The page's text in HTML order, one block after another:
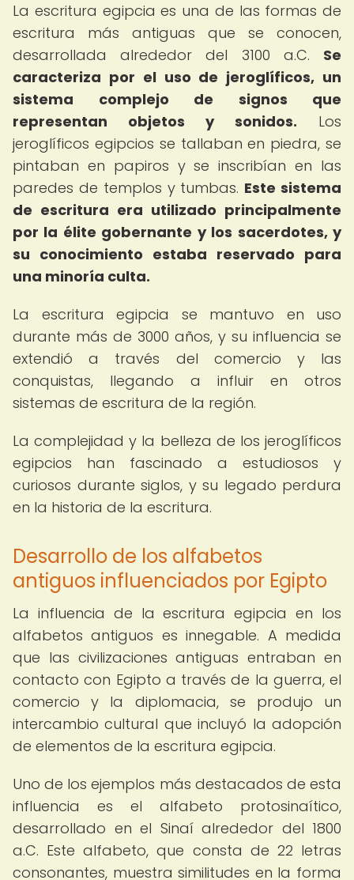
La escritura egipcia es una de las formas de
escritura más antiguas que se conocen,
desarrollada alrededor del 3100 a.C. Se
caracteriza por el uso de jeroglíficos, un
sistema complejo de signos que
representan objetos y sonidos. Los
jeroglíficos egipcios se tallaban en piedra, se
pintaban en papiros y se inscribían en las
paredes de templos y tumbas. Este sistema
de escritura era utilizado principalmente
por la élite gobernante y los sacerdotes, y
su conocimiento estaba reservado para
una minoría culta.
La escritura egipcia se mantuvo en uso
durante más de 3000 años, y su influencia se
extendió a través del comercio y las
conquistas, llegando a influir en otros
sistemas de escritura de la región.
La complejidad y la belleza de los jeroglíficos
egipcios han fascinado a estudiosos y
curiosos durante siglos, y su legado perdura
en la historia de la escritura.
Desarrollo de los alfabetos
antiguos influenciados por Egipto
La influencia de la escritura egipcia en los
alfabetos antiguos es innegable. A medida
que las civilizaciones antiguas entraban en
contacto con Egipto a través de la guerra, el
comercio y la diplomacia, se produjo un
intercambio cultural que incluyó la adopción
de elementos de la escritura egipcia.
Uno de los ejemplos más destacados de esta
influencia es el alfabeto protosinaítico,
desarrollado en el Sinaí alrededor del 1800
a.C. Este alfabeto, que consta de 22 letras
consonantes, muestra similitudes en la forma